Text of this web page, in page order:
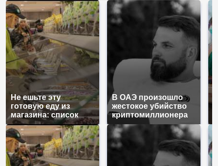
Не ешьте эту
готовую еду из
магазина: список
В ОАЭ произошло
жестокое убийство
криптомиллионера